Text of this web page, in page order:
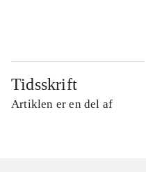
Tidsskrift
Artiklen er en del af